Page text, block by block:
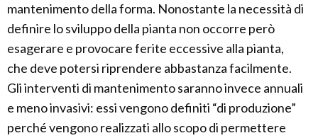
mantenimento della forma. Nonostante la necessità di
definire lo sviluppo della pianta non occorre però
esagerare e provocare ferite eccessive alla pianta,
che deve potersi riprendere abbastanza facilmente.
Gli interventi di mantenimento saranno invece annuali
e meno invasivi: essi vengono definiti “di produzione”
perché vengono realizzati allo scopo di permettere